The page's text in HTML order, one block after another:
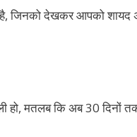
जिनको देखकर आपको
हो, मतलब कि अब 30 दिनों तक